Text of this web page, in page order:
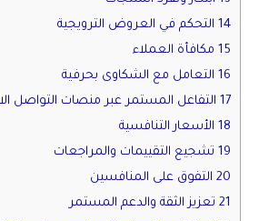
14 التحكم في العروض الترويجية
15 مكافأة العملاء
16 التعامل مع الشكاوى بحرفية
17 التفاعل المستمر عبر منصات التواصل الاجتماعي
18 الأسعار التنافسية
19 تشجيع التقييمات والمراجعات
20 التفوق على المنافسين
21 تعزيز الثقة والدعم المستمر